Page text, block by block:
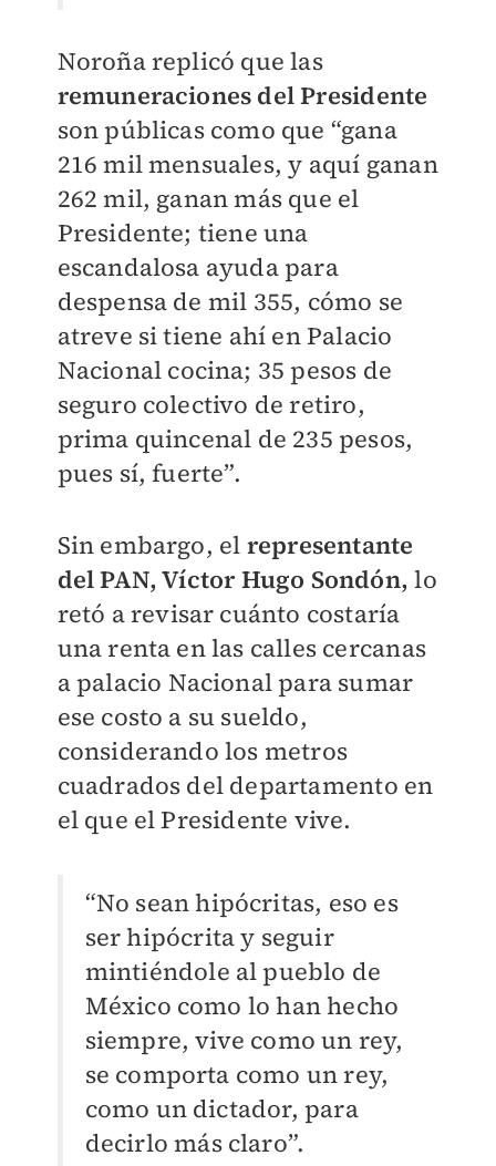
Noroña replicó que las
remuneraciones del Presidente
son públicas como que “gana
216 mil mensuales, y aquí ganan
262 mil, ganan más que el
Presidente; tiene una
escandalosa ayuda para
despensa de mil 355, cómo se
atreve si tiene ahí en Palacio
Nacional cocina; 35 pesos de
seguro colectivo de retiro,
prima quincenal de 235 pesos,
pues sí, fuerte”.
Sin embargo, el representante
del PAN, Víctor Hugo Sondón, lo
retó a revisar cuánto costaría
una renta en las calles cercanas
a palacio Nacional para sumar
ese costo a su sueldo,
considerando los metros
cuadrados del departamento en
el que el Presidente vive.
“No sean hipócritas, eso es
ser hipócrita y seguir
mintiéndole al pueblo de
México como lo han hecho
siempre, vive como un rey,
se comporta como un rey,
como un dictador, para
decirlo más claro”.